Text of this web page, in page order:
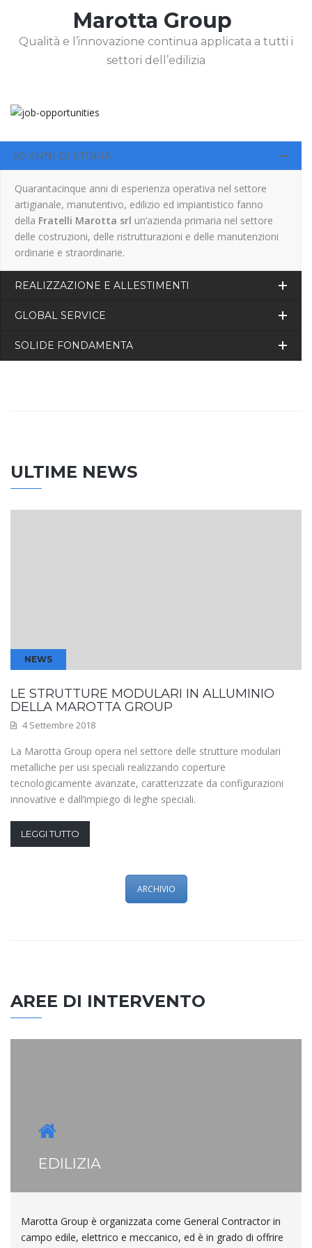
Marotta Group
Qualità e l’innovazione continua applicata a tutti i
settori dell’edilizia
50 ANNI DI STORIA
Quarantacinque anni di esperienza operativa nel settore
artigianale, manutentivo, edilizio ed impiantistico fanno
della Fratelli Marotta srl un’azienda primaria nel settore
delle costruzioni, delle ristrutturazioni e delle manutenzioni
ordinarie e straordinarie.
REALIZZAZIONE E ALLESTIMENTI
GLOBAL SERVICE
SOLIDE FONDAMENTA
ULTIME NEWS
NEWS
LE STRUTTURE MODULARI IN ALLUMINIO
DELLA MAROTTA GROUP
4 Settembre 2018
La Marotta Group opera nel settore delle strutture modulari
metalliche per usi speciali realizzando coperture
tecnologicamente avanzate, caratterizzate da configurazioni
innovative e dall’impiego di leghe speciali.
LEGGI TUTTO
ARCHIVIO
AREE DI INTERVENTO
EDILIZIA
Marotta Group è organizzata come General Contractor in
campo edile, elettrico e meccanico, ed è in grado di offrire